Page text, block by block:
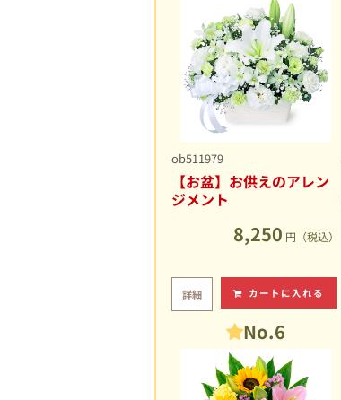
ob511979
【お盆】お供えのアレン
ジメント
8,250 円（税込）
詳細 カートに入れる
No.6